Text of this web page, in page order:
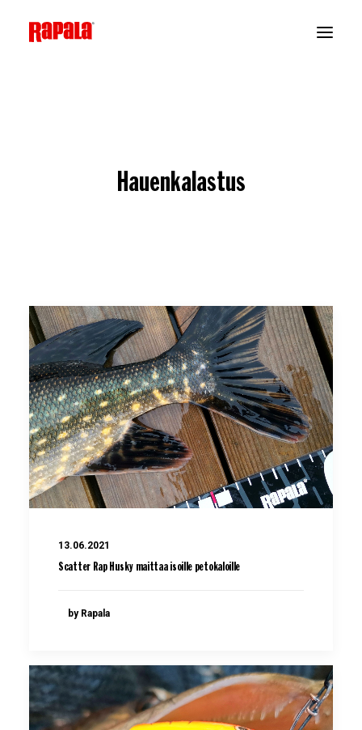
Hauenkalastus
13.06.2021
Scatter Rap Husky maittaa isoille petokaloille
by Rapala